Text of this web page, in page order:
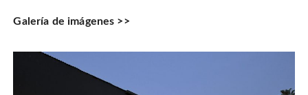
Galería de imágenes >>